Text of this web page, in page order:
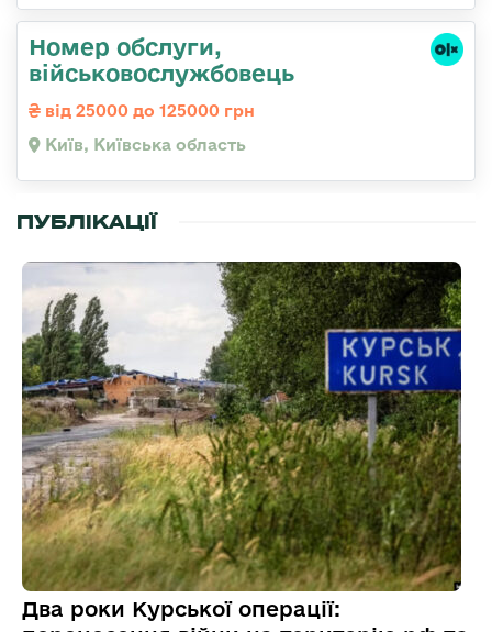
Номер обслуги,
військовослужбовець
від 25000 до 125000 грн
Київ, Київська область
ПУБЛІКАЦІЇ
Два роки Курської операції: